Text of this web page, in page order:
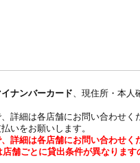
イナンバーカード 、現住所・本
詳細は各店舗にお問い合わせく
いをお願いします。
詳細は各店舗にお問い合わせく
舗ごとに貸出条件が異なります